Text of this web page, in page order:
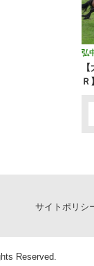
弘
Ｒ
サイトポリシ
Reserved.